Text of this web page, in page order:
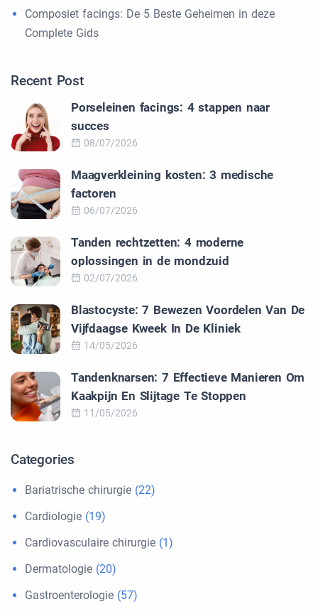
Composiet facings: De 5 Beste Geheimen in deze
Complete Gids
Recent Post
Porseleinen facings: 4 stappen naar
succes
08/07/2026
Maagverkleining kosten: 3 medische
factoren
06/07/2026
Tanden rechtzetten: 4 moderne
oplossingen in de mondzuid
02/07/2026
Blastocyste: 7 Bewezen Voordelen Van De
Vijfdaagse Kweek In De Kliniek
14/05/2026
Tandenknarsen: 7 Effectieve Manieren Om
Kaakpijn En Slijtage Te Stoppen
11/05/2026
Categories
Bariatrische chirurgie (22)
Cardiologie (19)
Cardiovasculaire chirurgie (1)
Dermatologie (20)
Gastroenterologie (57)